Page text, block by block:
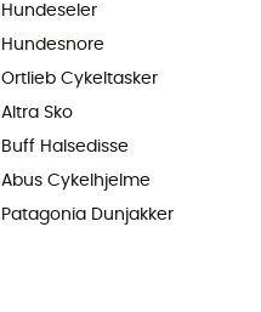
Hundeseler
Hundesnore
Ortlieb Cykeltasker
Altra Sko
Buff Halsedisse
Abus Cykelhjelme
Patagonia Dunjakker